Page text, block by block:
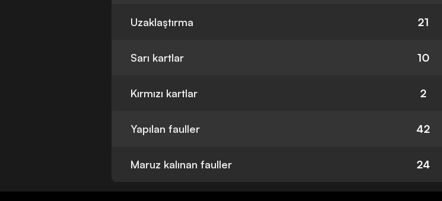
Uzaklaştırma 21
Sarı kartlar 10
Kırmızı kartlar 2
Yapılan fauller 42
Maruz kalınan fauller 24